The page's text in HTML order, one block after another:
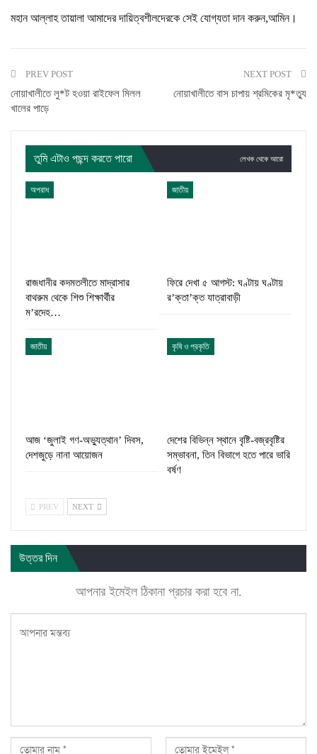
মহান আল্লাহ তায়ালা আমাদের দায়িত্বশীলদেরকে সেই যোগ্যতা দান করুন,আমিন।
PREV POST
নোয়াখালীতে লু*ট হওয়া রাইফেল মিলল
খালের পাড়ে
NEXT POST
নোয়াখালীতে বাস চাপায় শ্রমিকের মৃ*ত্যু
তুমি এটাও পছন্দ করতে পারো লেখক থেকে আরো
অপরাধ
রাজধানীর কদমতলীতে মাদ্রাসার
বাথরুম থেকে শিশু শিক্ষার্থীর
ম’রদেহ…
জাতীয়
ফিরে দেখা ৫ আগস্ট: ঘণ্টায় ঘণ্টায়
র’ক্তা’ক্ত যাত্রাবাড়ী
জাতীয়
আজ ‘জুলাই গণ-অভ্যুত্থান’ দিবস,
দেশজুড়ে নানা আয়োজন
কৃষি ও প্রকৃতি
দেশের বিভিন্ন স্থানে বৃষ্টি-বজ্রবৃষ্টির
সম্ভাবনা, তিন বিভাগে হতে পারে ভারি
বর্ষণ
PREV NEXT
উত্তর দিন
আপনার ইমেইল ঠিকানা প্রচার করা হবে না.